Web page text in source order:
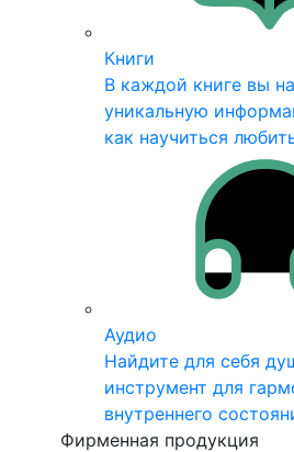
Книги
В каждой книге вы
уникальную
как научиться
Аудио
Найдите для себя
инструмент для
внутреннего
Фирменная продукция